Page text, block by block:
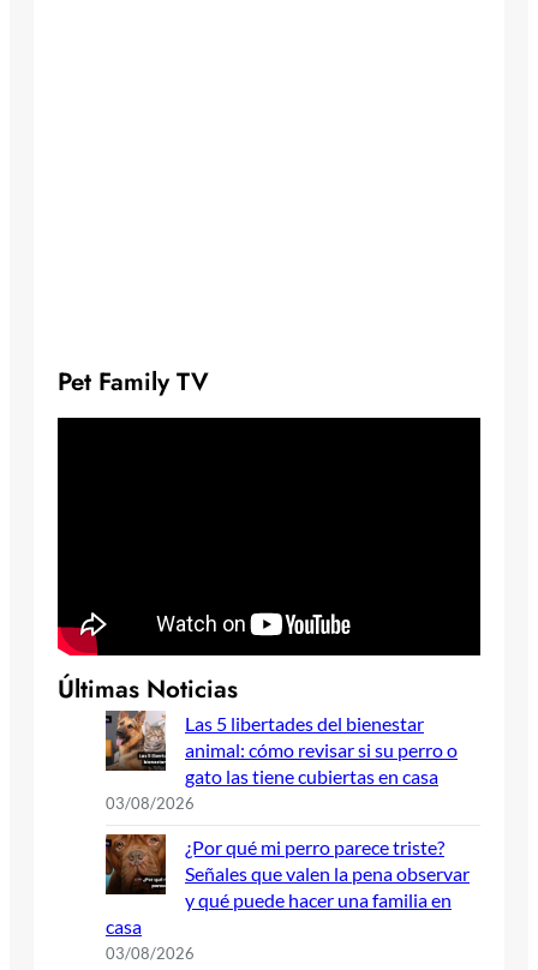
Pet Family TV
Últimas Noticias
Las 5 libertades del bienestar
animal: cómo revisar si su perro o
gato las tiene cubiertas en casa
03/08/2026
¿Por qué mi perro parece triste?
Señales que valen la pena observar
y qué puede hacer una familia en
casa
03/08/2026